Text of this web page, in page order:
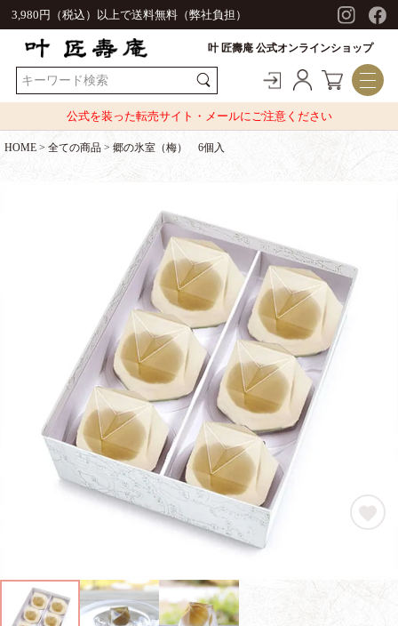
3,980円（税込）以上で送料無料（弊社負担）
叶 匠壽庵 公式オンラインショップ
公式を装った転売サイト・メールにご注意ください
HOME 全ての商品 郷の氷室（梅） 6個入